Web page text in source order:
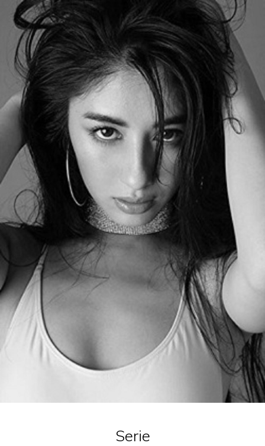
Serie